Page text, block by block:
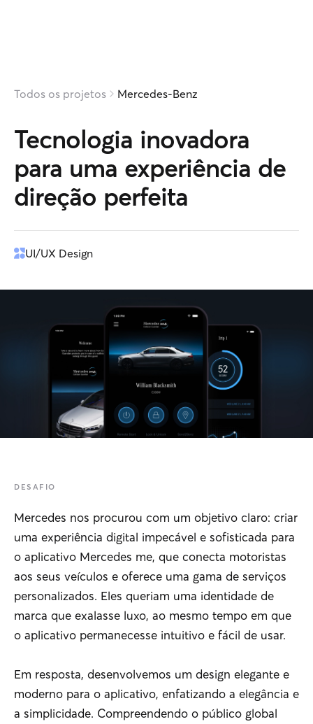
Todos os projetos Mercedes-Benz
Tecnologia inovadora
para uma experiência de
direção perfeita
UI/UX Design
DESAFIO
Mercedes nos procurou com um objetivo claro: criar
uma experiência digital impecável e sofisticada para
o aplicativo Mercedes me, que conecta motoristas
aos seus veículos e oferece uma gama de serviços
personalizados. Eles queriam uma identidade de
marca que exalasse luxo, ao mesmo tempo em que
o aplicativo permanecesse intuitivo e fácil de usar.
Em resposta, desenvolvemos um design elegante e
moderno para o aplicativo, enfatizando a elegância e
a simplicidade. Compreendendo o público global